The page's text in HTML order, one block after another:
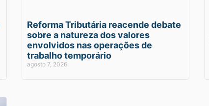
Reforma Tributária reacende debate
sobre a natureza dos valores
envolvidos nas operações de
trabalho temporário
agosto 7, 2026